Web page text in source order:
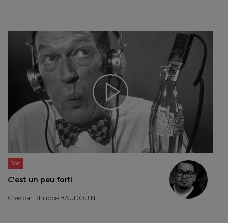
Son
C'est un peu fort!
Créé par Philippe BAUDOUIN